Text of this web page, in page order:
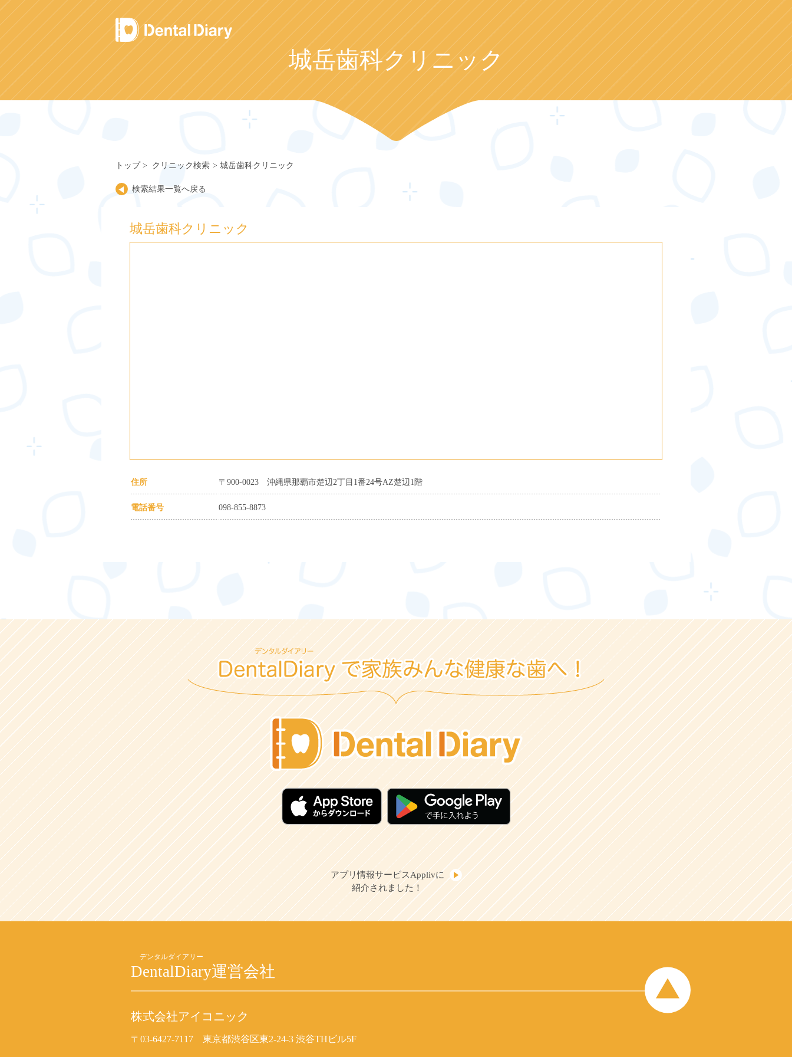
Skip
to
content
城岳歯科クリニック
トップ クリニック検索 城岳歯科クリニック
検索結果一覧へ戻る
城岳歯科クリニック
住所 〒900-0023 沖縄県那覇市楚辺2丁目1番24号AZ楚辺1階
電話番号 098-855-8873
アプリ情報サービスApplivに
紹介されました！
DentalDiary運営会社
株式会社アイコニック
〒03-6427-7117 東京都渋谷区東2-24-3 渋谷THビル5F